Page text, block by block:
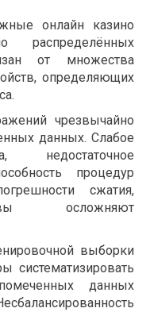
онлайн казино
распределённых
от множества
определяющих
чрезвычайно
данных. Слабое
недостаточное
процедур
сжатия,
осложняют
выборки
систематизировать
данных